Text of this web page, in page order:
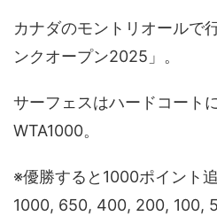
カナダのモントリオールで
ンクオープン2025」。
サーフェスはハードコート
WTA1000。
※優勝すると1000ポイント
1000, 650, 400, 200, 100,